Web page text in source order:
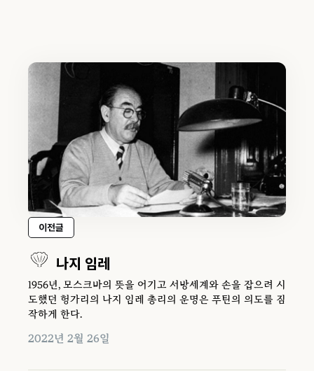
이전글
나지 임레
1956년, 모스크바의 뜻을 어기고 서방세계와 손을 잡으려 시
도했던 헝가리의 나지 임레 총리의 운명은 푸틴의 의도를 짐
작하게 한다.
2022년 2월 26일